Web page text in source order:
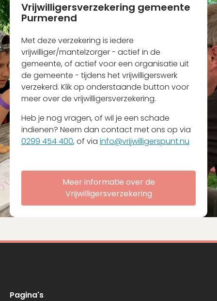
Vrijwilligersverzekering gemeente
Purmerend
Met deze verzekering is iedere
vrijwilliger/mantelzorger - actief in de
gemeente, of actief voor een organisatie uit
de gemeente - tijdens het vrijwilligerswerk
verzekerd. Klik op onderstaande button voor
meer over de vrijwilligersverzekering.
Heb je nog vragen, of wil je een schade
indienen? Neem dan contact met ons op via
0299 454 400, of via info@vrijwilligerspunt.nu
Meer informatie over de
Vrijwilligersverzekering
Pagina's